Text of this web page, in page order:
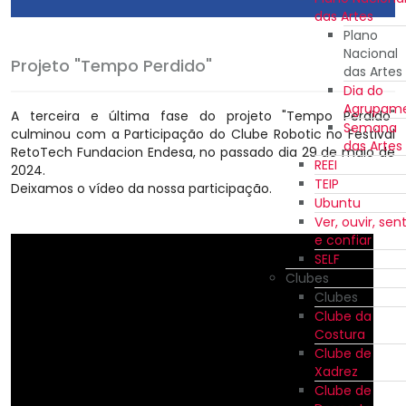
das Artes
Plano
Nacional
das Artes
Dia do
Semana
das Artes
REEI
TEIP
Ubuntu
Ver, ouvir,
e confiar
SELF
Clubes
Clubes
Clube da
Costura
Clube de
Xadrez
Clube de
Projeto "Tempo Perdido"
A terceira e última fase do projeto "Tempo Perdido"
culminou com a Participação do Clube Robotic no Festival
RetoTech Fundacion Endesa, no passado dia 29 de maio de
2024.
Deixamos o vídeo da nossa participação.